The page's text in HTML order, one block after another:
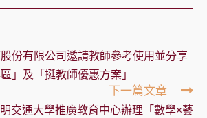
股份有限公司邀請教師參考使用並分享
」及「挺教師優惠方案」
下一篇文章
明交通大學推廣教育中心辦理「數學×藝